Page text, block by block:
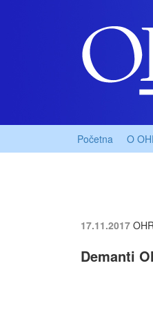
Početna O
17.11.2017
Demanti